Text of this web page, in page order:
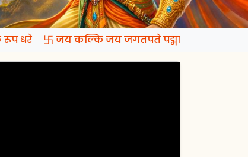
卐 जय कल्कि जय जगतपते पद्मापति जय रमापते